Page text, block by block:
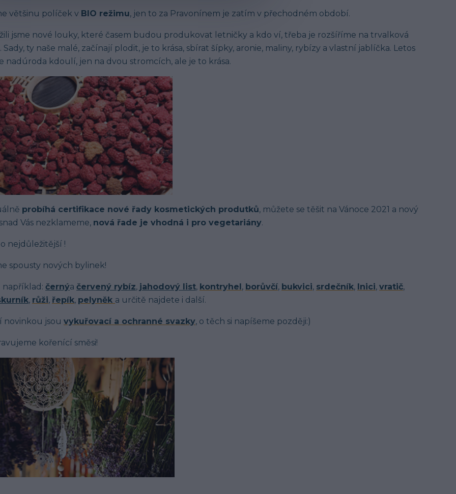
většinu políček v BIO režimu, jen to za Pravonínem je zatím v přechodném období.
jsme nové louky, které časem budou produkovat letničky a kdo ví, třeba je rozšíříme na trvalková
Sady, ty naše malé, začínají plodit, je to krása, sbírat šípky, aronie, maliny, rybízy a vlastní jablíčka. Letos
nadúroda kdoulí, jen na dvou stromcích, ale je to krása.
probíhá certifikace nové řady kosmetických produtků, můžete se těšit na Vánoce 2021 a nový
Vás nezklameme, nová řade je vhodná i pro vegetariány.
nejdůležitější !
spousty nových bylinek!
například: černýa červený rybíz, jahodový list, kontryhel, borůvčí, bukvici, srdečník, lnici, vratič,
, růži, řepík, pelyněk a určitě najdete i další.
novinkou jsou vykuřovací a ochranné svazky, o těch si napíšeme později:)
kořenící směsi!